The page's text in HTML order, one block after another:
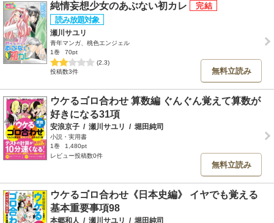
純情妄想少女のあぶない初カレ
瀬川サユリ
青年マンガ、桃色エンジェル
1巻
70pt
(2.3)
投稿数3件
無料立読み
ウケるゴロ合わせ 算数編 ぐんぐん覚えて算数が
好きになる31項
安浪京子 / 瀬川サユリ / 堀田純司
小説・実用書
1巻
1,480pt
レビュー投稿数0件
無料立読み
ウケるゴロ合わせ《日本史編》 イヤでも覚える
基本重要事項98
本郷和人 / 瀬川サユリ / 堀田純司